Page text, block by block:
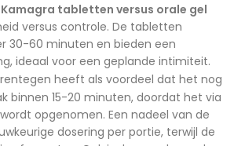
Kamagra tabletten versus orale gel
versus controle. De tabletten
30-60 minuten en bieden een
ideaal voor een geplande intimiteit.
heeft als voordeel dat het nog
binnen 15-20 minuten, doordat het via
opgenomen. Een nadeel van de
dosering per portie, terwijl de